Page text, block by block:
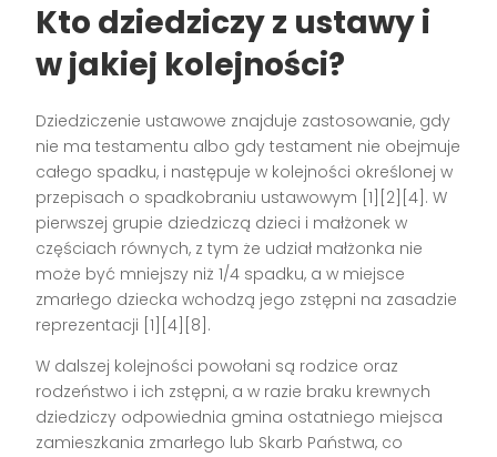
Kto dziedziczy z ustawy i
w jakiej kolejności?
Dziedziczenie ustawowe znajduje zastosowanie, gdy
nie ma testamentu albo gdy testament nie obejmuje
całego spadku, i następuje w kolejności określonej w
przepisach o spadkobraniu ustawowym [1][2][4]. W
pierwszej grupie dziedziczą dzieci i małżonek w
częściach równych, z tym że udział małżonka nie
może być mniejszy niż 1/4 spadku, a w miejsce
zmarłego dziecka wchodzą jego zstępni na zasadzie
reprezentacji [1][4][8].
W dalszej kolejności powołani są rodzice oraz
rodzeństwo i ich zstępni, a w razie braku krewnych
dziedziczy odpowiednia gmina ostatniego miejsca
zamieszkania zmarłego lub Skarb Państwa, co